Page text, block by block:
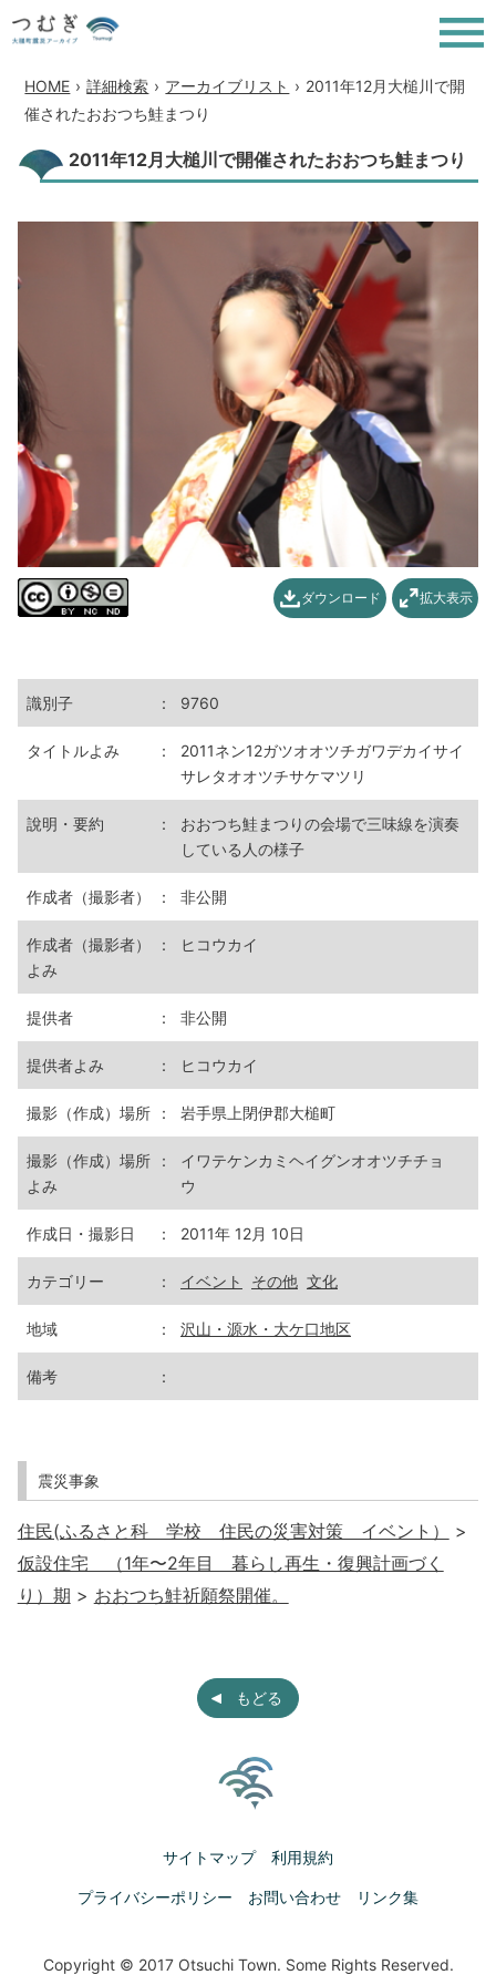
HOME › 詳細検索 › アーカイブリスト › 2011年12月大槌川で開
催されたおおつち鮭まつり
2011年12月大槌川で開催されたおおつち鮭まつり
拡大表示
ダウンロード
識別子 ： 9760
タイトルよみ ：
2011ネン12ガツオオツチガワデカイサイ
サレタオオツチサケマツリ
說明・要約 ：
おおつち鮭まつりの会場で三味線を演奏
している人の様子
作成者（撮影者） ： 非公開
作成者（撮影者）
よみ
： ヒコウカイ
提供者 ： 非公開
提供者よみ ： ヒコウカイ
撮影（作成）場所 ： 岩手県上閉伊郡大槌町
撮影（作成）場所
よみ
：
イワテケンカミヘイグンオオツチチョ
ウ
作成日・撮影日 ： 2011年 12月 10日
カテゴリー ： イベント その他 文化
地域 ： 沢山・源水・大ケ口地区
備考 ：
震災事象
住民(ふるさと科 学校 住民の災害対策 イベント）
>
仮設住宅 （1年〜2年目 暮らし再生・復興計画づく
り）期 > おおつち鮭祈願祭開催。
もどる
サイトマップ 利用規約
プライバシーポリシー お問い合わせ リンク集
Copyright © 2017 Otsuchi Town. Some Rights Reserved.